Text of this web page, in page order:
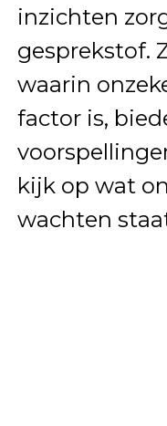
inzichten
gesprekstof.
waarin
factor is,
kijk op wat
wachten